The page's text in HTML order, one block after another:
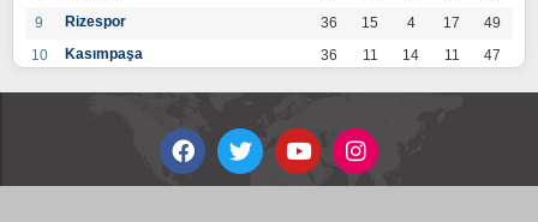
9
Rizespor 36 15 4 17
49
10
Kasımpaşa 36 11 14 11
47
36 12
14
Kayserispor 36 11 12 13
45